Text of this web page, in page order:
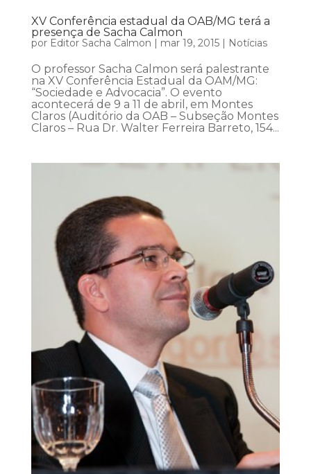
XV Conferência estadual da OAB/MG terá a
presença de Sacha Calmon
por Editor Sacha Calmon | mar 19, 2015| Notícias
O professor Sacha Calmon será palestrante
na XV Conferência Estadual da OAM/MG:
“Sociedade e Advocacia”. O evento
acontecerá de 9 a 11 de abril, em Montes
Claros (Auditório da OAB – Subseção Montes
Claros – Rua Dr. Walter Ferreira Barreto, 154...